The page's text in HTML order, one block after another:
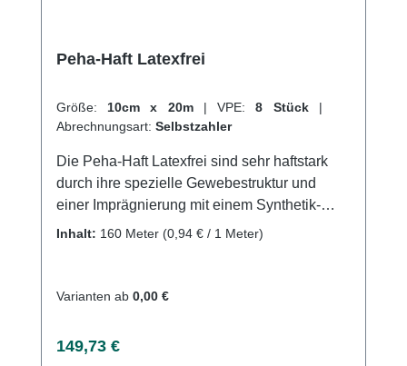
Peha-Haft Latexfrei
Größe: 10cm x 20m | VPE: 8 Stück |
Abrechnungsart: Selbstzahler
Die Peha-Haft Latexfrei sind sehr haftstark
durch ihre spezielle Gewebestruktur und
einer Imprägnierung mit einem Synthetik-
Polymer. Sie sind sehr elastisch und haben
Material. Mit nur wenigen Umdrehungen
oder Kleidung verkleben. Sie sind
Inhalt: 160 Meter (0,94 € / 1 Meter)
Varianten ab 0,00 €
Regulärer Preis:
149,73 €